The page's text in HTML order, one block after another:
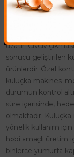
Kuluçka Makinesi
olarak
ancak bu durum
uzatır. Civciv
sonucu geliştirilen
ürünlerdir. Özel
kuluçka makinesi
durumun kontrol
süre içerisinde,
olmaktadır.
yönelik kullanım
hobi amaçlı üretim
binlerce yumurta